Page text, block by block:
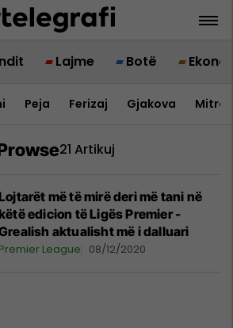
Lajme Botë
Peja Ferizaj Gjakova
21 Artikuj
më të mirë deri më tani në
edicion të Ligës Premier -
aktualisht më i dalluari
Premier League 08/12/2020